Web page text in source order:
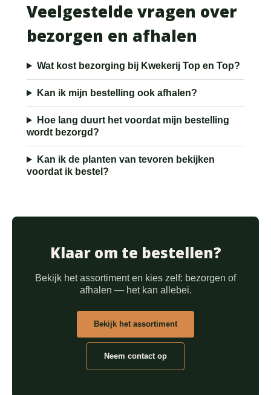
Veelgestelde vragen over
bezorgen en afhalen
Wat kost bezorging bij Kwekerij Top en Top?
Kan ik mijn bestelling ook afhalen?
Hoe lang duurt het voordat mijn bestelling
wordt bezorgd?
Kan ik de planten van tevoren bekijken
voordat ik bestel?
Klaar om te bestellen?
Bekijk het assortiment en kies zelf: bezorgen of
afhalen — het kan allebei.
Bekijk het assortiment
Neem contact op